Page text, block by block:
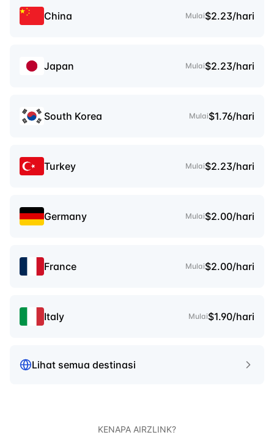
China Mulai$2.23/hari
Japan Mulai$2.23/hari
South Korea Mulai$1.76/hari
Turkey Mulai$2.23/hari
Germany Mulai$2.00/hari
France Mulai$2.00/hari
Italy Mulai$1.90/hari
Lihat semua destinasi
KENAPA AIRZLINK?